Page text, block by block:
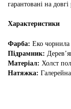
гарантовані на
Характеристики
Фарба: Еко чорнила
Підрамник:
Матеріал: Холст
Натяжка: